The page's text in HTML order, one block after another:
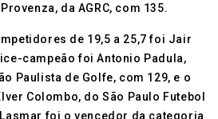
da AGRC, com 135.
de 19,5 a 25,7 foi Jair
campeão foi Antonio Padula,
Paulista de Golfe, com 129, e o
Colombo, do São Paulo Futebol
foi o vencedor da categoria